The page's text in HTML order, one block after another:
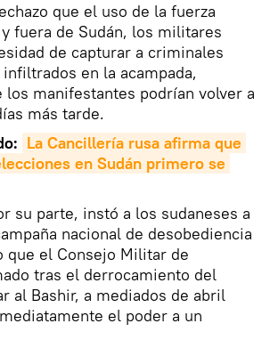
que el uso de la fuerza
fuera de Sudán, los militares
de capturar a criminales
en la acampada,
los manifestantes podrían volver a
más tarde.
La Cancillería rusa afirma que
en Sudán primero se
su parte, instó a los sudaneses a
nacional de desobediencia
que el Consejo Militar de
tras el derrocamiento del
al Bashir, a mediados de abril
el poder a un